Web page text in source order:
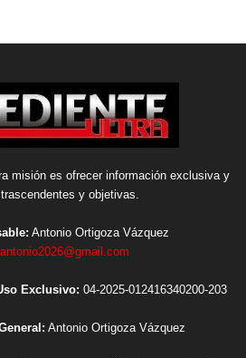
misión es ofrecer información exclusiva y
y objetivas.
Antonio Ortigoza Vázquez
Exclusivo: 04-2025-012416340200-203
Antonio Ortigoza Vázquez